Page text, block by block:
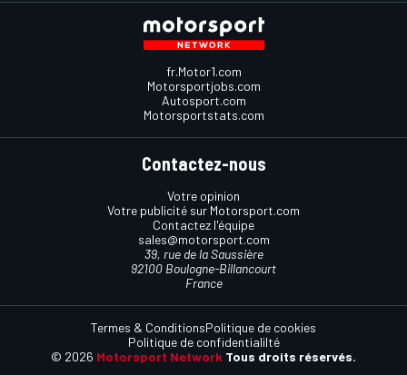
fr.Motor1.com
Motorsportjobs.com
Autosport.com
Motorsportstats.com
Contactez-nous
Votre opinion
Votre publicité sur Motorsport.com
Contactez l'équipe
sales@motorsport.com
39, rue de la Saussière
92100 Boulogne-Billancourt
France
© 2026 Motorsport Network Tous droits réservés.
Termes & ConditionsPolitique de cookies
Politique de confidentialilté